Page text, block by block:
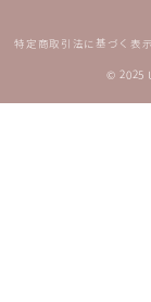
© 2025
特定商取引法に基づく表示